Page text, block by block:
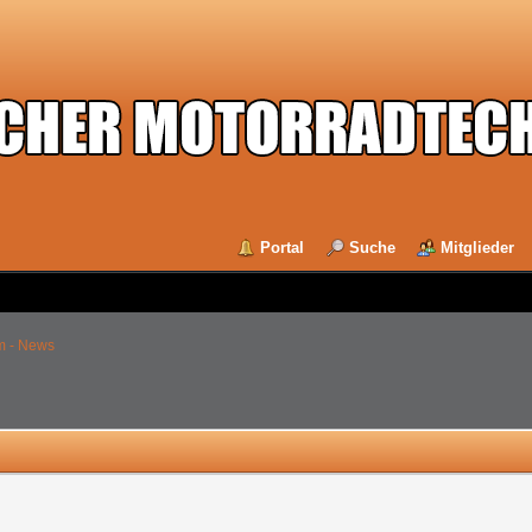
Portal Suche Mitglieder
- News